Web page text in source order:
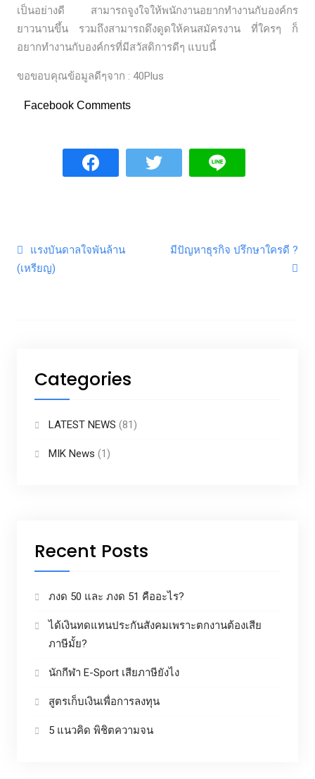
เป็นอย่างดี สามารถจูงใจให้พนักงานอยากทำงานกับองค์กร
ยาวนานขึ้น รวมถึงสามารถดึงดูดให้คนสมัครงาน ที่ใครๆ ก็
อยากทำงานกับองค์กรที่มีสวัสดิการดีๆ แบบนี้
ขอขอบคุณข้อมูลดีๆจาก : 40Plus
Facebook Comments
Post navigation
แรงบันดาลใจพันล้าน
(เหรียญ)
มีปัญหาธุรกิจ ปรึกษาใครดี ?
Categories
LATEST NEWS (81)
MIK News (1)
Recent Posts
ภงด 50 และ ภงด 51 คืออะไร?
ได้เงินทดแทนประกันสังคมเพราะตกงานต้องเสีย
ภาษีมั้ย?
นักกีฬา E-Sport เสียภาษียังไง
สูตรเก็บเงินเพื่อการลงทุน
5 แนวคิด พิชิตความจน